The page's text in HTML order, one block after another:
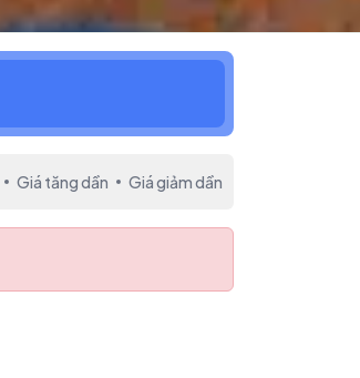
Giá tăng dần Giá giảm dần